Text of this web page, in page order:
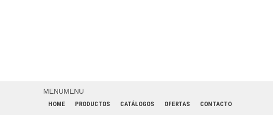
MENUMENU
HOME PRODUCTOS CATÁLOGOS OFERTAS CONTACTO